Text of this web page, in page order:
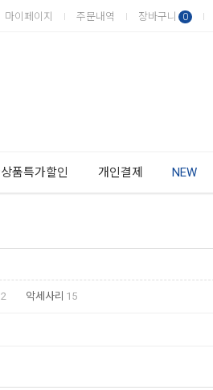
마이페이지 주문내역 장바구니 0
품특가할인 개인결제 NEW
악세사리 15